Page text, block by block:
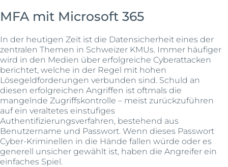
MFA mit Microsoft 365
In der heutigen Zeit ist die Datensicherheit eines der
zentralen Themen in Schweizer KMUs. Immer häufiger
wird in den Medien über erfolgreiche Cyberattacken
berichtet, welche in der Regel mit hohen
Lösegeldforderungen verbunden sind. Schuld an
diesen erfolgreichen Angriffen ist oftmals die
mangelnde Zugriffskontrolle – meist zurückzuführen
auf ein veraltetes einstufiges
Authentifizierungsverfahren, bestehend aus
Benutzername und Passwort. Wenn dieses Passwort
Cyber-Kriminellen in die Hände fallen würde oder es
generell unsicher gewählt ist, haben die Angreifer ein
einfaches Spiel.